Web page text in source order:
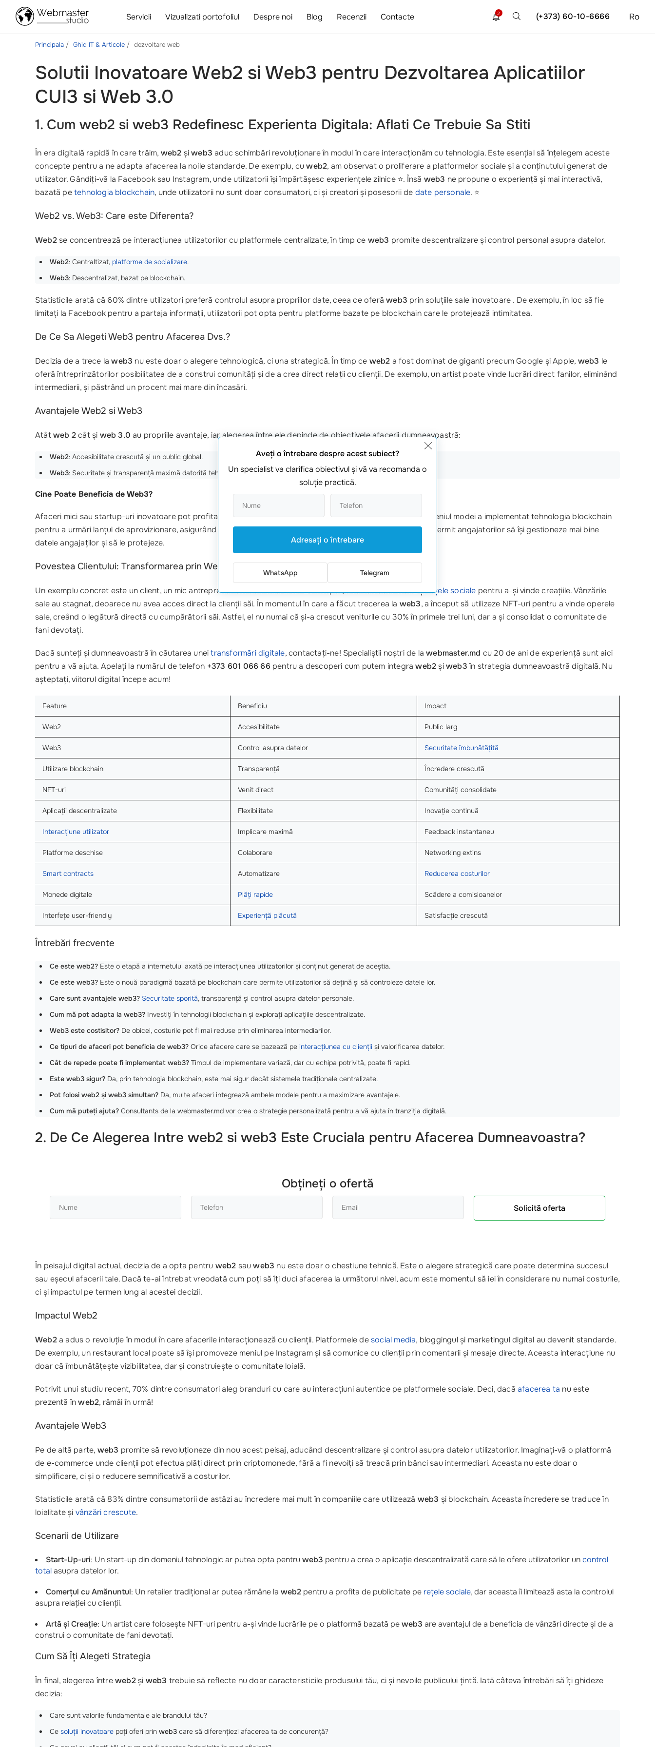
Servicii Vizualizati portofoliul Despre noi Blog Recenzii Contacte Ro
(+373) 60-10-6666
2
Principala Ghid IT & Articole dezvoltare web
Solutii Inovatoare Web2 si Web3 pentru Dezvoltarea Aplicatiilor
CUI3 si Web 3.0
1. Cum web2 si web3 Redefinesc Experienta Digitala: Aflati Ce Trebuie Sa Stiti
În era digitală rapidă în care trăim, web2 șiweb3 aduc schimbări revoluționare în modul în care interacționăm cu tehnologia. Este esențial să înțelegem aceste
concepte pentru a ne adapta afacerea la noile standarde. De exemplu, cuweb2, am observat o proliferare a platformelor sociale și a conținutului generat de
utilizator. Gândiți-vă la Facebook sau Instagram, unde utilizatorii își împărtășesc experiențele zilnice ⭐. Însă web3 ne propune o experiență și mai interactivă,
bazată petehnologia blockchain, unde utilizatorii nu sunt doar consumatori, ci și creatori și posesorii de date personale. ⭐
Web2 vs. Web3: Care este Diferenta?
Web2se concentrează pe interacțiunea utilizatorilor cu platformele centralizate, în timp ce web3 promite descentralizare și control personal asupra datelor.
Web2: Centraltizat, platforme de socializare.
Web3: Descentralizat, bazat pe blockchain.
Statisticile arată că 60% dintre utilizatori preferă controlul asupra propriilor date, ceea ce oferăweb3 prin soluțiile sale inovatoare . De exemplu, în loc să fie
limitați la Facebook pentru a partaja informații, utilizatorii pot opta pentru platforme bazate pe blockchain care le protejează intimitatea.
De Ce Sa Alegeti Web3 pentru Afacerea Dvs.?
Decizia de a trece laweb3 nu este doar o alegere tehnologică, ci una strategică. În timp ce web2 a fost dominat de giganti precum Google și Apple, web3 le
oferă întreprinzătorilor posibilitatea de a construi comunități și de a crea direct relații cu clienții. De exemplu, un artist poate vinde lucrări direct fanilor, eliminând
intermediarii, și păstrând un procent mai mare din încasări.
Avantajele Web2 si Web3
Atâtweb 2cât și web 3.0 au propriile avantaje, iar alegerea între ele depinde de obiectivele afacerii dumneavoastră:
Web2: Accesibilitate crescută și un public global.
Web3: Securitate și transparență maximă datorită tehnologiei blockchain.
Cine Poate Beneficia de Web3?
Afaceri mici sau startup-uri inovatoare pot profita enorm de pe urmaweb3. De exemplu, o companie din domeniul modei a implementat tehnologia blockchain
pentru a urmări lanțul de aprovizionare, asigurând clientii de autenticitatea produselor sale . Soluțiileweb3 le permit angajatorilor să își gestioneze mai bine
datele angajaților și să le protejeze.
Povestea Clientului: Transformarea prin Web3
Un exemplu concret este un client, un mic antreprenor din domeniul artei. La început, a folosit doarweb2șirețele sociale pentru a-și vinde creațiile. Vânzările
sale au stagnat, deoarece nu avea acces direct la clienții săi. În momentul în care a făcut trecerea la web3, a început să utilizeze NFT-uri pentru a vinde operele
sale, creând o legătură directă cu cumpărătorii săi. Astfel, el nu numai că și-a crescut veniturile cu 30% în primele trei luni, dar a și consolidat o comunitate de
fani devotați.
Dacă sunteți și dumneavoastră în căutarea uneitransformări digitale, contactați-ne! Specialiștii noștri de lawebmaster.md cu 20 de ani de experiență sunt aici
pentru a vă ajuta. Apelați la numărul de telefon +373 601 066 66pentru a descoperi cum putem integraweb2șiweb3în strategia dumneavoastră digitală. Nu
așteptați, viitorul digital începe acum!
Feature Beneficiu Impact
Web2 Accesibilitate Public larg
Web3 Control asupra datelor Securitate îmbunătățită
Utilizare blockchain Transparență Încredere crescută
NFT-uri Venit direct Comunități consolidate
Aplicații descentralizate Flexibilitate Inovație continuă
Interacțiune utilizator Implicare maximă Feedback instantaneu
Platforme deschise Colaborare Networking extins
Smart contracts Automatizare Reducerea costurilor
Monede digitale Plăți rapide Scădere a comisioanelor
Interfețe user-friendly Experiență plăcută Satisfacție crescută
Întrebări frecvente
Ce este web2? Este o etapă a internetului axată pe interacțiunea utilizatorilor și conținut generat de aceștia.
Ce este web3? Este o nouă paradigmă bazată pe blockchain care permite utilizatorilor să dețină și să controleze datele lor.
Care sunt avantajele web3? Securitate sporită, transparență și control asupra datelor personale.
Cum mă pot adapta la web3? Investiți în tehnologii blockchain și explorați aplicațiile descentralizate.
Web3 este costisitor? De obicei, costurile pot fi mai reduse prin eliminarea intermediarilor.
Ce tipuri de afaceri pot beneficia de web3? Orice afacere care se bazează pe interacțiunea cu clienții și valorificarea datelor.
Cât de repede poate fi implementat web3? Timpul de implementare variază, dar cu echipa potrivită, poate fi rapid.
Este web3 sigur? Da, prin tehnologia blockchain, este mai sigur decât sistemele tradiționale centralizate.
Pot folosi web2 și web3 simultan? Da, multe afaceri integrează ambele modele pentru a maximizare avantajele.
Cum mă puteți ajuta? Consultants de la webmaster.md vor crea o strategie personalizată pentru a vă ajuta în tranziția digitală.
2. De Ce Alegerea Intre web2 si web3 Este Cruciala pentru Afacerea Dumneavoastra?
Obțineți o ofertă
Solicită oferta
În peisajul digital actual, decizia de a opta pentru web2 sauweb3 nu este doar o chestiune tehnică. Este o alegere strategică care poate determina succesul
sau eșecul afacerii tale. Dacă te-ai întrebat vreodată cum poți să îți duci afacerea la următorul nivel, acum este momentul să iei în considerare nu numai costurile,
ci și impactul pe termen lung al acestei decizii.
Impactul Web2
Web2a adus o revoluție în modul în care afacerile interacționează cu clienții. Platformele desocial media, bloggingul și marketingul digital au devenit standarde.
De exemplu, un restaurant local poate să își promoveze meniul pe Instagram și să comunice cu clienții prin comentarii și mesaje directe. Aceasta interacțiune nu
doar că îmbunătățește vizibilitatea, dar și construiește o comunitate loială.
Potrivit unui studiu recent, 70% dintre consumatori aleg branduri cu care au interacțiuni autentice pe platformele sociale. Deci, dacăafacerea ta nu este
prezentă înweb2, rămâi în urmă!
Avantajele Web3
Pe de altă parte, web3 promite să revoluționeze din nou acest peisaj, aducând descentralizare și control asupra datelor utilizatorilor. Imaginați-vă o platformă
de e-commerce unde clienții pot efectua plăți direct prin criptomonede, fără a fi nevoiți să treacă prin bănci sau intermediari. Aceasta nu este doar o
simplificare, ci și o reducere semnificativă a costurilor.
Statisticile arată că 83% dintre consumatorii de astăzi au încredere mai mult în companiile care utilizează web3 și blockchain. Aceasta încredere se traduce în
loialitate și vânzări crescute.
Scenarii de Utilizare
Start-Up-uri: Un start-up din domeniul tehnologic ar putea opta pentruweb3 pentru a crea o aplicație descentralizată care să le ofere utilizatorilor uncontrol
totalasupra datelor lor.
Comerțul cu Amănuntul: Un retailer tradițional ar putea rămâne la web2 pentru a profita de publicitate pe rețele sociale, dar aceasta îi limitează asta la controlul
asupra relației cu clienții.
Artă și Creație: Un artist care folosește NFT-uri pentru a-și vinde lucrările pe o platformă bazată peweb3 are avantajul de a beneficia de vânzări directe și de a
construi o comunitate de fani devotați.
Cum Să Îți Alegeti Strategia
În final, alegerea întreweb2și web3 trebuie să reflecte nu doar caracteristicile produsului tău, ci și nevoile publicului țintă. Iată câteva întrebări să îți ghideze
decizia:
Care sunt valorile fundamentale ale brandului tău?
Ce soluții inovatoare poți oferi prin web3 care să diferențiezi afacerea ta de concurență?
Aveţi o întrebare despre acest subiect?
Un specialist va clarifica obiectivul şi vă va recomanda o
soluţie practică.
Adresaţi o întrebare
WhatsApp Telegram